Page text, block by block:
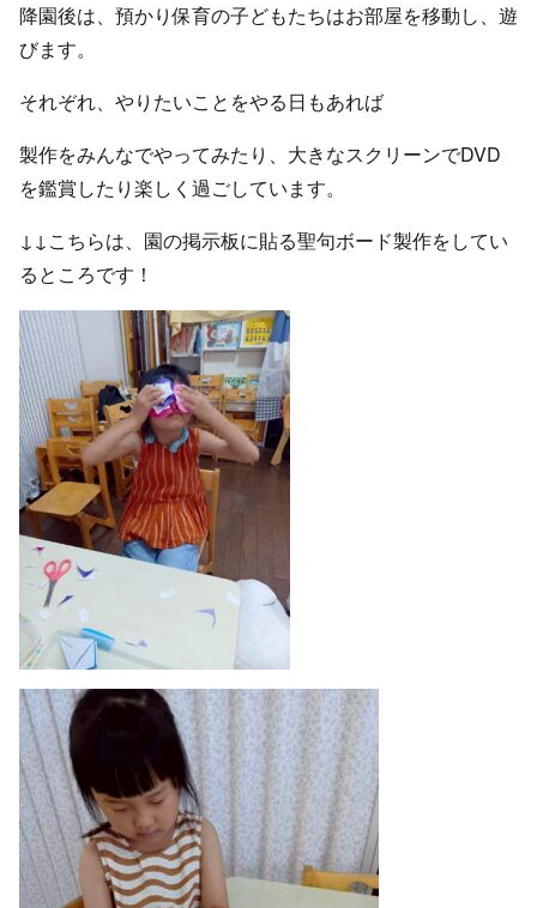
降園後は、預かり保育の子どもたちはお部屋を移動し、遊
びます。
それぞれ、やりたいことをやる日もあれば
製作をみんなでやってみたり、大きなスクリーンでDVD
を鑑賞したり楽しく過ごしています。
↓↓こちらは、園の掲示板に貼る聖句ボード製作をしてい
るところです！